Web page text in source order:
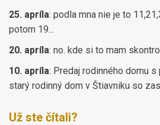
25. apríla: podla mna nie je to
potom 19...
20. apríla: no. kde si to mam
10. apríla: Predaj rodinného domu
starý rodinný dom v Štiavniku so
Už ste čítali?